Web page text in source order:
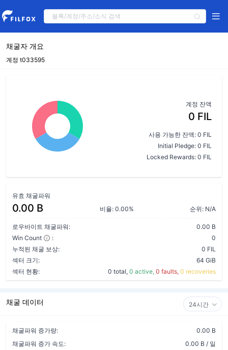
채굴자 개요
계정 t033595
계정 잔액
0 FIL
사용 가능한 잔액: 0 FIL
Initial Pledge: 0 FIL
Locked Rewards: 0 FIL
유효 채굴파워
0.00 B 비율: 0.00% 순위: N/A
로우바이트 채굴파워:
0.00 B
Win Count
:
0
누적된 채굴 보상:
0 FIL
섹터 크기:
64 GiB
섹터 현황:
0 total, 0 active, 0 faults, 0 recoveries
채굴 데이터 24시간
채굴파워 증가량:
0.00 B
채굴파워 증가 속도:
0.00 B / 일